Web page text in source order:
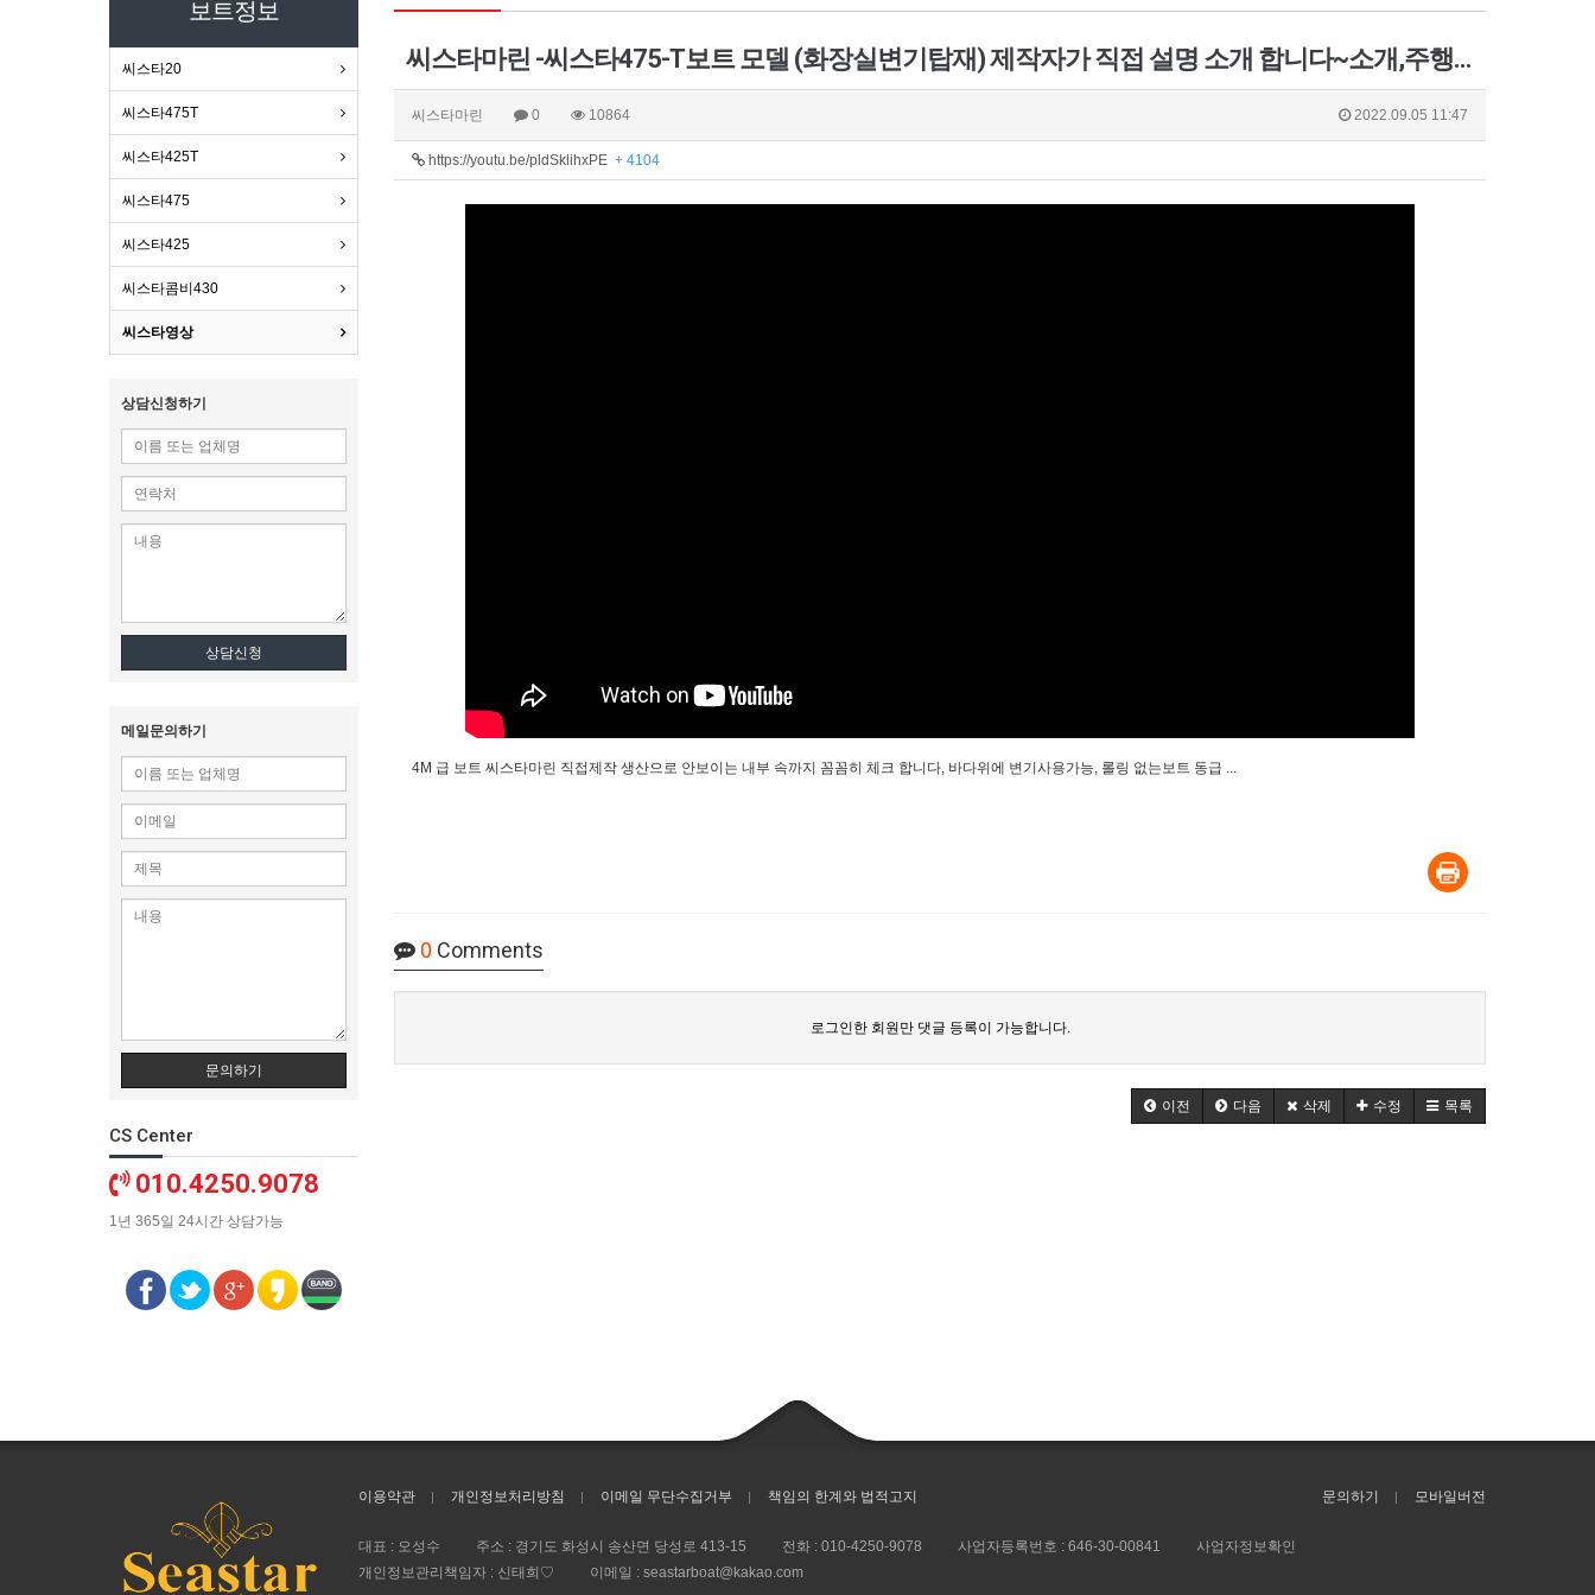
씨스타마린 -씨스타475-T보트 모델 (화장실변기탑재) 제작자가 직접 설명 소개 합니다~소개,주행영상,선체가격 다공개합니다
씨스타마린 0 10864 2022.09.05 11:47
https://youtu.be/pldSklihxPE + 4104
4M 급 보트 씨스타마린 직접제작 생산으로 안보이는 내부 속까지 꼼꼼히 체크 합니다, 바다위에 변기사용가능, 롤링 없는보트 동급 ...
0 Comments
로그인한 회원만 댓글 등록이 가능합니다.
이전 다음 삭제 수정 목록
보트정보
씨스타20
씨스타475T
씨스타425T
씨스타475
씨스타425
씨스타콤비430
씨스타영상
상담신청하기
상담신청
메일문의하기
문의하기
CS Center
010.4250.9078
1년 365일 24시간 상담가능
이용약관 개인정보처리방침 이메일 무단수집거부 책임의 한계와 법적고지 문의하기 모바일버전
대표 : 오성수 주소 : 경기도 화성시 송산면 당성로 413-15 전화 : 010-4250-9078 사업자등록번호 : 646-30-00841
사업자정보확인
개인정보관리책임자 : 신태희♡
이메일 : seastarboat@kakao.com